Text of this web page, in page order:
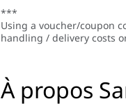
***
Using a voucher/coupon
handling / delivery costs
À propos